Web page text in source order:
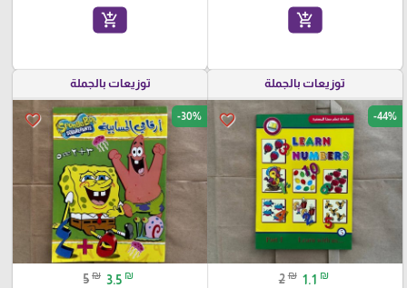
add_shopping_cart
add_shopping_cart
توزيعات بالجملة
favorite_border -44%
2 ₪ 1.1 ₪
توزيعات بالجملة
favorite_border -30%
5 ₪ 3.5 ₪